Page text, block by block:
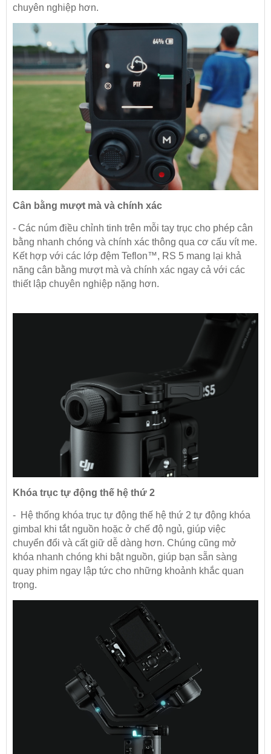
chuyên nghiệp hơn.
Cân bằng mượt mà và chính xác
- Các núm điều chỉnh tinh trên mỗi tay trục cho phép cân
bằng nhanh chóng và chính xác thông qua cơ cấu vít me.
Kết hợp với các lớp đệm Teflon™, RS 5 mang lại khả
năng cân bằng mượt mà và chính xác ngay cả với các
thiết lập chuyên nghiệp nặng hơn.
Khóa trục tự động thế hệ thứ 2
- Hệ thống khóa trục tự động thế hệ thứ 2 tự động khóa
gimbal khi tắt nguồn hoặc ở chế độ ngủ, giúp việc
chuyển đổi và cất giữ dễ dàng hơn. Chúng cũng mở
khóa nhanh chóng khi bật nguồn, giúp bạn sẵn sàng
quay phim ngay lập tức cho những khoảnh khắc quan
trọng.